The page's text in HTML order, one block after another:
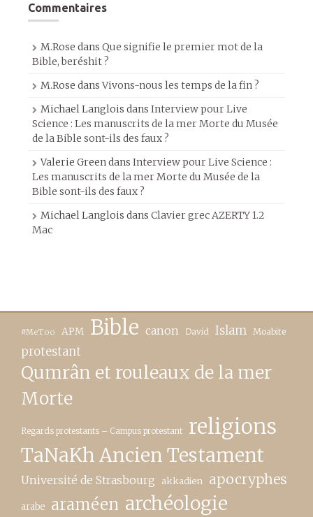
Commentaires
M.Rose dans Que signifie le premier mot de la
Bible, beréshit ?
M.Rose dansVivons-nous les temps de la fin ?
Michael Langlois dans Interview pour Live
Science : Les manuscrits de la mer Morte du Musée
de la Bible sont-ils des faux ?
Valerie Greendans Interview pour Live Science :
Les manuscrits de la mer Morte du Musée de la
Bible sont-ils des faux ?
Michael Langlois dans Clavier grec AZERTY 1.2
Mac
#MeToo APM Bible canon David Islam Moabite
protestant
Qumrân et rouleaux de la mer
Morte
Regards protestants – Campus protestant religions
TaNaKh Ancien Testament
Université de Strasbourg akkadien apocryphes
arabe araméen archéologie